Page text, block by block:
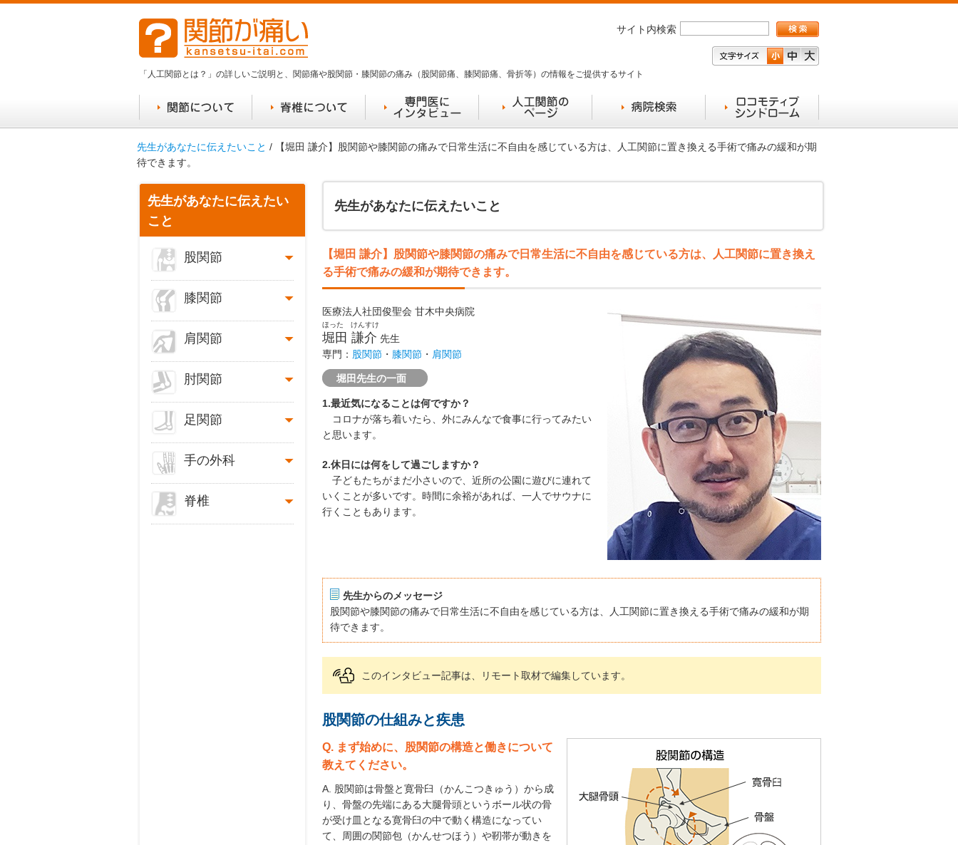
「人工関節とは？」の詳しいご説明と、関節痛や股関節・膝関節の痛み（股関節痛、膝関節痛、骨折等）の情報をご提供するサイト
サイト内検索
先生があなたに伝えたいこと / 【堀田 謙介】股関節や膝関節の痛みで日常生活に不自由を感じている方は、人工関節に置き換える手術で痛みの緩和が期
待できます。
先生があなたに伝えたいこと
【堀田 謙介】股関節や膝関節の痛みで日常生活に不自由を感じている方は、人工関節に置き換え
る手術で痛みの緩和が期待できます。
医療法人社団俊聖会 甘木中央病院
ほった けんすけ
堀田 謙介 先生
専門： 股関節 ・ 膝関節 ・ 肩関節
堀田先生の一面
1.最近気になることは何ですか？
コロナが落ち着いたら、外にみんなで食事に行ってみたい
と思います。
2.休日には何をして過ごしますか？
子どもたちがまだ小さいので、近所の公園に遊びに連れて
いくことが多いです。時間に余裕があれば、一人でサウナに
行くこともあります。
先生からのメッセージ
股関節や膝関節の痛みで日常生活に不自由を感じている方は、人工関節に置き換える手術で痛みの緩和が期
待できます。
このインタビュー記事は、リモート取材で編集しています。
股関節の仕組みと疾患
Q. まず始めに、股関節の構造と働きについて
教えてください。
A. 股関節は骨盤と寛骨臼（かんこつきゅう）から成
り、骨盤の先端にある大腿骨頭というボール状の骨
が受け皿となる寛骨臼の中で動く構造になってい
て、周囲の関節包（かんせつほう）や靭帯が動きを
先生があなたに伝えたい
こと
股関節
膝関節
肩関節
肘関節
足関節
手の外科
脊椎